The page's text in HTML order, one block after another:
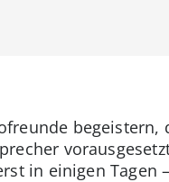
in einigen Tagen